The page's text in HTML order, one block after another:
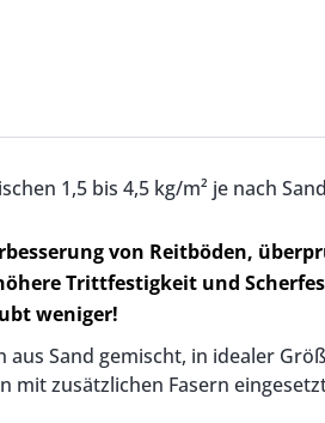
1,5 bis 4,5 kg/m² je nach
von Reitböden,
Trittfestigkeit und
weniger!
Sand gemischt, in idealer
mit zusätzlichen Fasern